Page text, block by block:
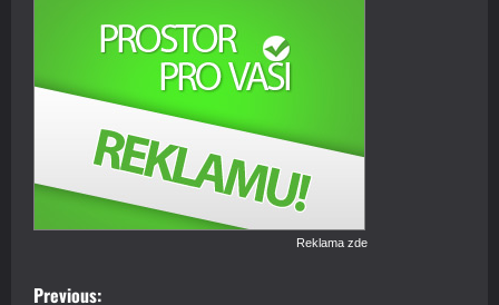
Reklama zde
P
Previous: